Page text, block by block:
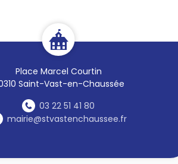
Place Marcel Courtin
Saint-Vast-en-Chaussée
03 22 51 41 80
mairie@stvastenchaussee.fr